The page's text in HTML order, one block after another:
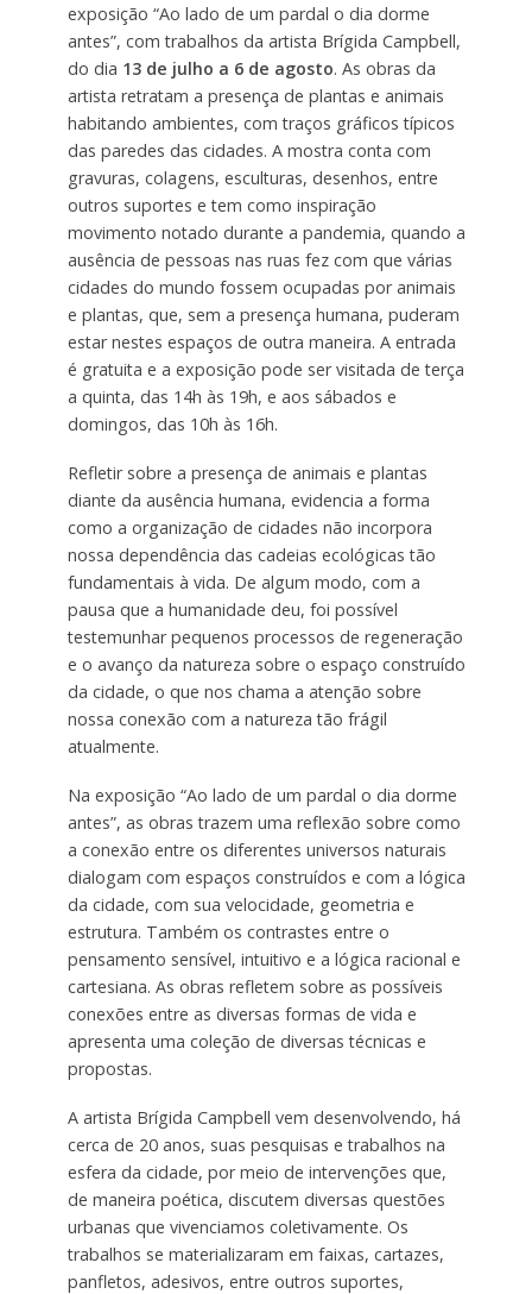
exposição “Ao lado de um pardal o dia dorme
antes”, com trabalhos da artista Brígida Campbell,
do dia 13 de julho a 6 de agosto. As obras da
artista retratam a presença de plantas e animais
habitando ambientes, com traços gráficos típicos
das paredes das cidades. A mostra conta com
gravuras, colagens, esculturas, desenhos, entre
outros suportes e tem como inspiração
movimento notado durante a pandemia, quando a
ausência de pessoas nas ruas fez com que várias
cidades do mundo fossem ocupadas por animais
e plantas, que, sem a presença humana, puderam
estar nestes espaços de outra maneira. A entrada
é gratuita e a exposição pode ser visitada de terça
a quinta, das 14h às 19h, e aos sábados e
domingos, das 10h às 16h.
Refletir sobre a presença de animais e plantas
diante da ausência humana, evidencia a forma
como a organização de cidades não incorpora
nossa dependência das cadeias ecológicas tão
fundamentais à vida. De algum modo, com a
pausa que a humanidade deu, foi possível
testemunhar pequenos processos de regeneração
e o avanço da natureza sobre o espaço construído
da cidade, o que nos chama a atenção sobre
nossa conexão com a natureza tão frágil
atualmente.
Na exposição “Ao lado de um pardal o dia dorme
antes”, as obras trazem uma reflexão sobre como
a conexão entre os diferentes universos naturais
dialogam com espaços construídos e com a lógica
da cidade, com sua velocidade, geometria e
estrutura. Também os contrastes entre o
pensamento sensível, intuitivo e a lógica racional e
cartesiana. As obras refletem sobre as possíveis
conexões entre as diversas formas de vida e
apresenta uma coleção de diversas técnicas e
propostas.
A artista Brígida Campbell vem desenvolvendo, há
cerca de 20 anos, suas pesquisas e trabalhos na
esfera da cidade, por meio de intervenções que,
de maneira poética, discutem diversas questões
urbanas que vivenciamos coletivamente. Os
trabalhos se materializaram em faixas, cartazes,
panfletos, adesivos, entre outros suportes,